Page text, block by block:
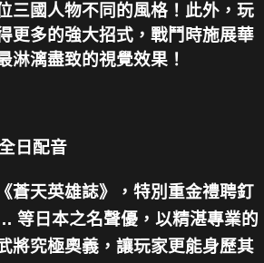
三國人物不同的風格！此外，玩
更多的強大招式，戰鬥時施展華
淋漓盡致的視覺效果！
日配音
蒼天英雄誌》，特別重金禮聘釘
等日本之名聲優，以精湛專業的
將究極奧義，讓玩家更能身歷其